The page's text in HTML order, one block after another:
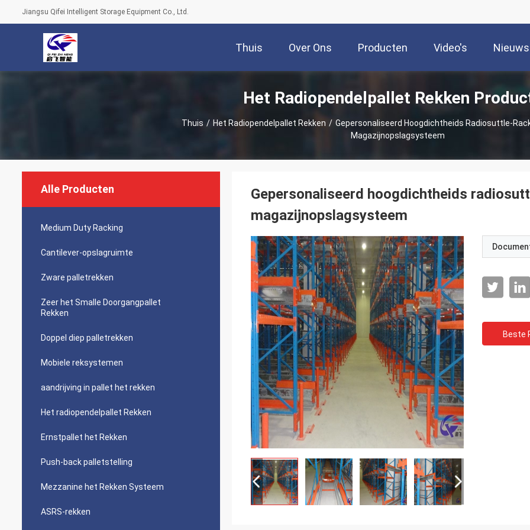
Jiangsu Qifei Intelligent Storage Equipment Co., Ltd.
Thuis Over Ons Producten Video's Nieuws
Het Radiopendelpallet Rekken
Thuis / Het Radiopendelpallet Rekken / Gepersonaliseerd Hoogdichtheids Radiosuttle-
Magazijnopslagsysteem
Alle Producten
Medium Duty Racking
Cantilever-opslagruimte
Zware palletrekken
Zeer het Smalle Doorgangpallet
Rekken
Doppel diep palletrekken
Mobiele reksystemen
aandrijving in pallet het rekken
Het radiopendelpallet Rekken
Ernstpallet het Rekken
Push-back palletstelling
Mezzanine het Rekken Systeem
ASRS-rekken
Gepersonaliseerd hoogdichtheids
magazijnopslagsysteem
Beste